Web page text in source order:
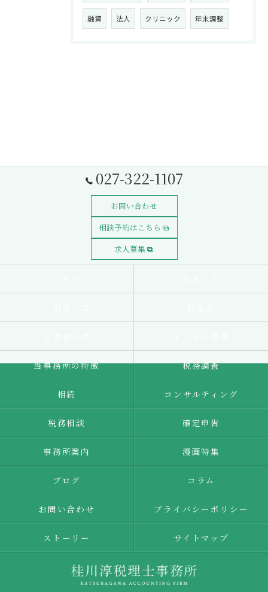
融資 法人 クリニック 年末調整
027-322-1107
お問い合わせ
相談予約はこちら
求人募集
当事務所の特徴 税務調査
相続 コンサルティング
税務相談 確定申告
事務所案内 漫画特集
ブログ コラム
お問い合わせ プライバシーポリシー
ストーリー サイトマップ